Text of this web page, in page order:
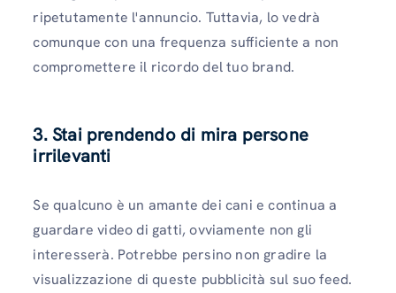
ripetutamente l'annuncio. Tuttavia, lo vedrà
comunque con una frequenza sufficiente a non
compromettere il ricordo del tuo brand.
3. Stai prendendo di mira persone
irrilevanti
Se qualcuno è un amante dei cani e continua a
guardare video di gatti, ovviamente non gli
interesserà. Potrebbe persino non gradire la
visualizzazione di queste pubblicità sul suo feed.